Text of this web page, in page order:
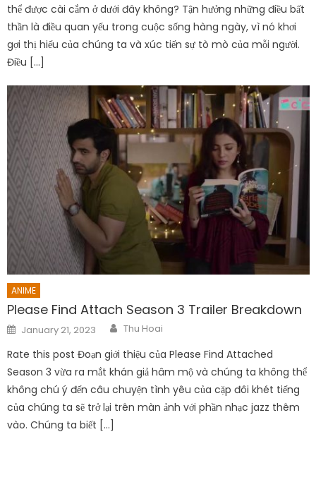
thể được cài cắm ở dưới đây không? Tận hưởng những điều bất
thần là điều quan yếu trong cuộc sống hàng ngày, vì nó khơi
gợi thị hiếu của chúng ta và xúc tiến sự tò mò của mỗi người.
Điều […]
ANIME
Please Find Attach Season 3 Trailer Breakdown
Posted
on
January 21, 2023 Author
Thu Hoai
Rate this post Đoạn giới thiệu của Please Find Attached
Season 3 vừa ra mắt khán giả hâm mộ và chúng ta không thể
không chú ý đến câu chuyện tình yêu của cặp đôi khét tiếng
của chúng ta sẽ trở lại trên màn ảnh với phần nhạc jazz thêm
vào. Chúng ta biết […]